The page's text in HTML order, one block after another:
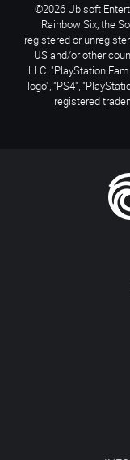
©2026 Ubisoft
Rainbow Six, the
registered or
US and/or other
LLC. "PlayStation
logo", "PS4",
registered